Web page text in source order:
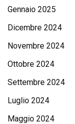
Gennaio 2025
Dicembre 2024
Novembre 2024
Ottobre 2024
Settembre 2024
Luglio 2024
Maggio 2024